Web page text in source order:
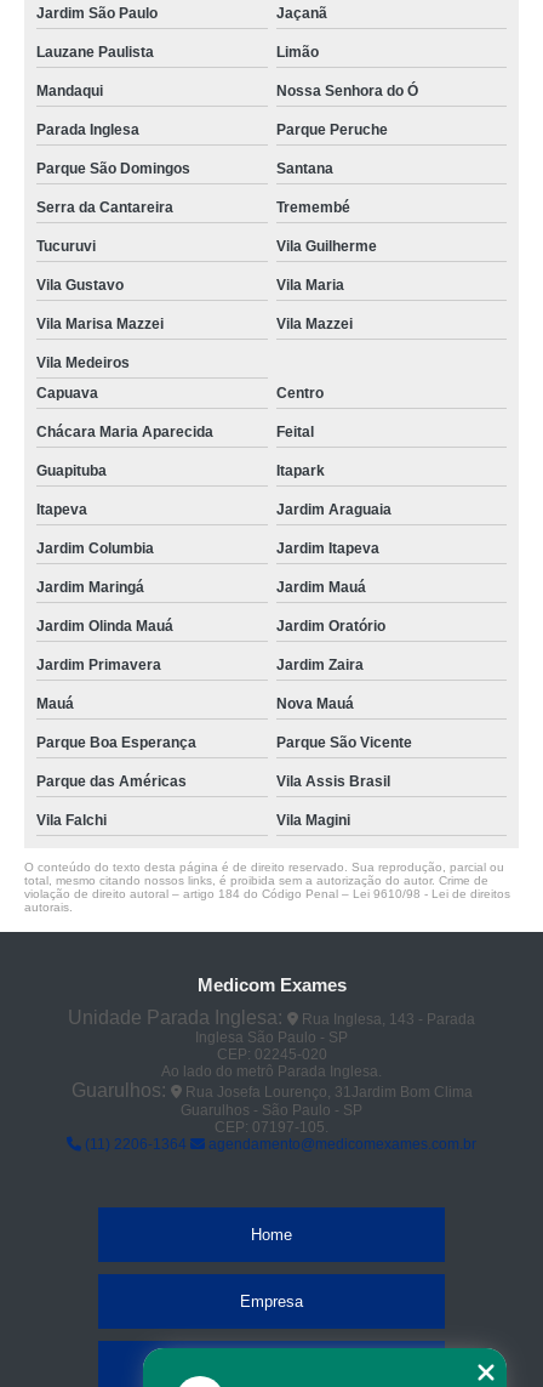
Jardim São Paulo Jaçanã
Lauzane Paulista Limão
Mandaqui Nossa Senhora do Ó
Parada Inglesa Parque Peruche
Parque São Domingos Santana
Serra da Cantareira Tremembé
Tucuruvi Vila Guilherme
Vila Gustavo Vila Maria
Vila Marisa Mazzei Vila Mazzei
Vila Medeiros
Capuava
Centro
Chácara Maria Aparecida Feital
Guapituba Itapark
Itapeva Jardim Araguaia
Jardim Columbia Jardim Itapeva
Jardim Maringá Jardim Mauá
Jardim Olinda Mauá Jardim Oratório
Jardim Primavera Jardim Zaira
Mauá Nova Mauá
Parque Boa Esperança Parque São Vicente
Parque das Américas Vila Assis Brasil
Vila Falchi Vila Magini
O conteúdo do texto desta página é de direito reservado. Sua reprodução, parcial ou
total, mesmo citando nossos links, é proibida sem a autorização do autor. Crime de
violação de direito autoral – artigo 184 do Código Penal – Lei 9610/98 - Lei de direitos
autorais
Medicom Exames
Unidade Parada Inglesa:
Rua Inglesa, 143 - Parada
Inglesa São Paulo - SP
CEP: 02245-020
Ao lado do metrô Parada Inglesa.
Guarulhos:
Rua Josefa Lourenço, 31Jardim Bom Clima
Guarulhos - São Paulo - SP
CEP: 07197-105.
(11) 2206-1364
agendamento@medicomexames.com.br
Home
Empresa